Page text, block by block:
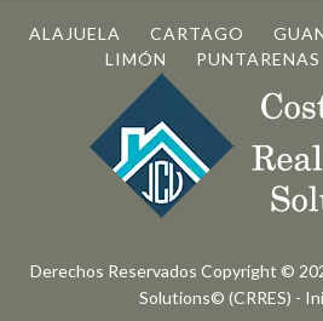
ALAJUELA CARTAGO
LIMÓN
PUNTARENAS
Derechos Reservados Copyright ©
Solutions© (CRRES) -